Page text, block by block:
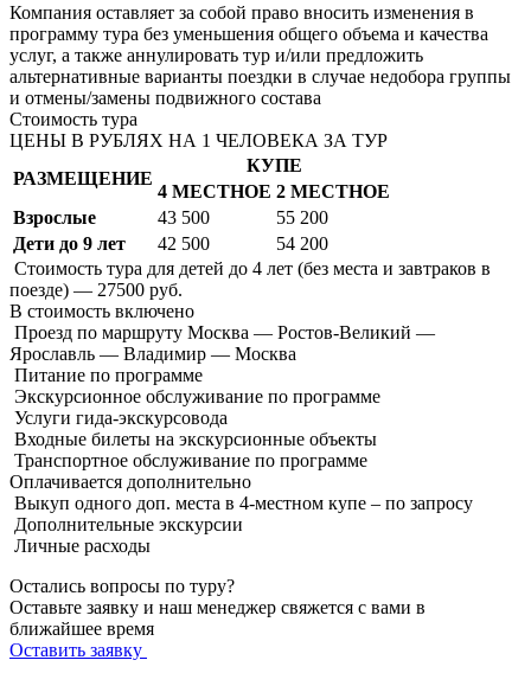
Компания оставляет за собой право вносить изменения в
программу тура без уменьшения общего объема и качества
услуг, а также аннулировать тур и/или предложить
альтернативные варианты поездки в случае недобора группы
и отмены/замены подвижного состава
Стоимость тура
ЦЕНЫ В РУБЛЯХ НА 1 ЧЕЛОВЕКА ЗА ТУР
РАЗМЕЩЕНИЕ
КУПЕ
4 МЕСТНОЕ 2 МЕСТНОЕ
Взрослые
43 500
55 200
Дети до 9 лет
42 500
54 200
Стоимость тура для детей до 4 лет (без места и завтраков в
поезде) — 27500 руб.
В стоимость включено
Проезд по маршруту Москва — Ростов-Великий —
Ярославль — Владимир — Москва
Питание по программе
Экскурсионное обслуживание по программе
Услуги гида-экскурсовода
Входные билеты на экскурсионные объекты
Транспортное обслуживание по программе
Оплачивается дополнительно
Выкуп одного доп. места в 4-местном купе – по запросу
Дополнительные экскурсии
Личные расходы
Остались вопросы по туру?
Оставьте заявку и наш менеджер свяжется с вами в
ближайшее время
Оставить заявку